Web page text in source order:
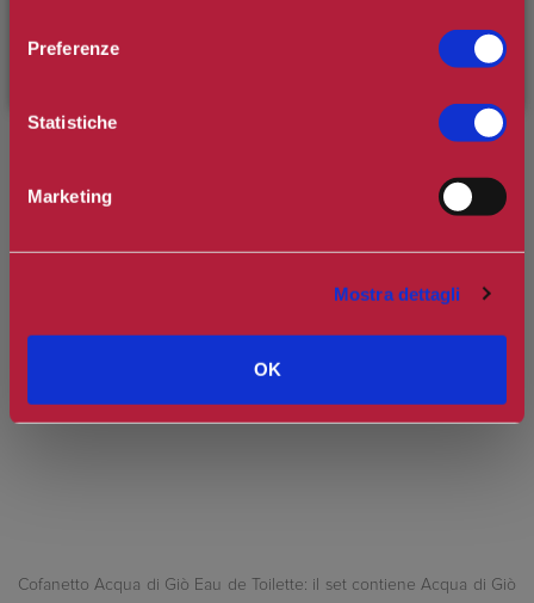
Preferenze
Statistiche
Marketing
Mostra dettagli
OK
Spedizione in Italia gratuita se il carrello supera i 60€
Si tratta della prima recensione per questo prodotto
Cofanetto Acqua di Giò Eau de Toilette: il set contiene Acqua di Giò
inserendo il codice